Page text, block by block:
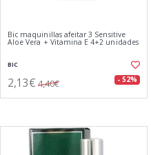
Bic maquinillas afeitar 3 Sensitive
Aloe Vera + Vitamina E 4+2 unidades
BIC
2,13€ 4,40€ - 52%